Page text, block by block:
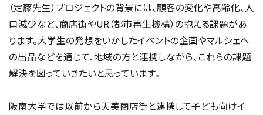
（定藤先生）プロジェクトの背景には、顧客の変化や高齢化、人
口減少など、商店街やUR（都市再生機構）の抱える課題があ
ります。大学生の発想をいかしたイベントの企画やマルシェへ
の出品などを通じて、地域の方と連携しながら、これらの課題
解決を図っていきたいと思っています。
阪南大学では以前から天美商店街と連携して子ども向けイ